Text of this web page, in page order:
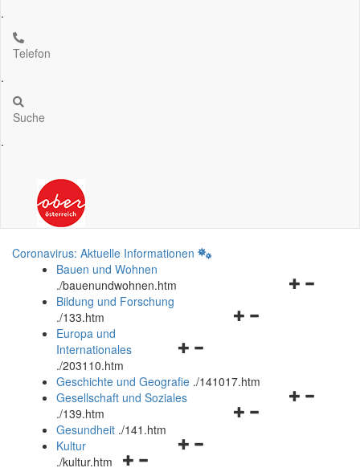
.
Telefon
.
Suche
.
Coronavirus: Aktuelle Informationen
Bauen und Wohnen
./bauenundwohnen.htm
Navigationsmenü
Bildung und Forschung
./133.htm
Navigationsmenü
und
schließen
Europa und
Internationales
./203110.htm
Geschichte und Geografie ./141017.htm
Navigationsmenü
Gesellschaft und Soziales
./139.htm
Navigationsmenü
Gesundheit ./141.htm
Navigationsmenü
Kultur
./kultur.htm